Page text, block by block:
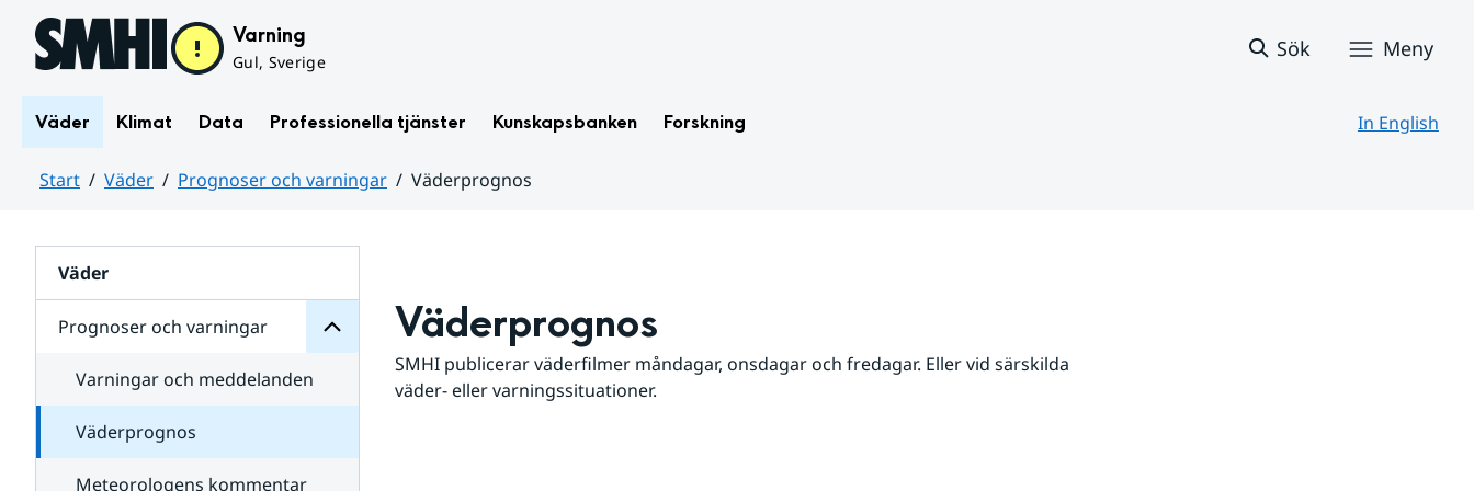
Hoppa till sidans innehåll Varning
Gul, Sverige
Sök Meny
Väder Klimat Data Professionella tjänster Kunskapsbanken Forskning In English
Start Väder Prognoser och varningar
Väderprognos
Väder
Prognoser och varningar
för
varningar
Varningar och meddelanden
Väderprognos
Meteorologens kommentar
Väderprognos
SMHI publicerar väderfilmer måndagar, onsdagar och fredagar. Eller vid särskilda
väder- eller varningssituationer.